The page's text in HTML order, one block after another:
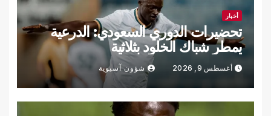
أخبار
تحضيرات الدوري السعودي: الدرعية
يمطر شباك الخلود بثلاثية
أغسطس 9, 2026 شؤون آسيوية